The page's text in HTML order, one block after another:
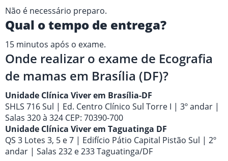
Não é necessário preparo.
Qual o tempo de entrega?
15 minutos após o exame.
Onde realizar o exame de Ecografia
de mamas em Brasília (DF)?
Unidade Clínica Viver em Brasília-DF
SHLS 716 Sul | Ed. Centro Clínico Sul Torre I | 3º andar |
Salas 320 à 324 CEP: 70390-700
Unidade Clínica Viver em Taguatinga DF
QS 3 Lotes 3, 5 e 7 | Edifício Pátio Capital Pistão Sul | 2º
andar | Salas 232 e 233 Taguatinga/DF